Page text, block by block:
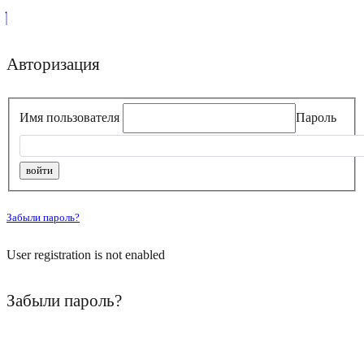
Авторизация
Имя пользователя Пароль
Забыли пароль?
User registration is not enabled
Забыли пароль?